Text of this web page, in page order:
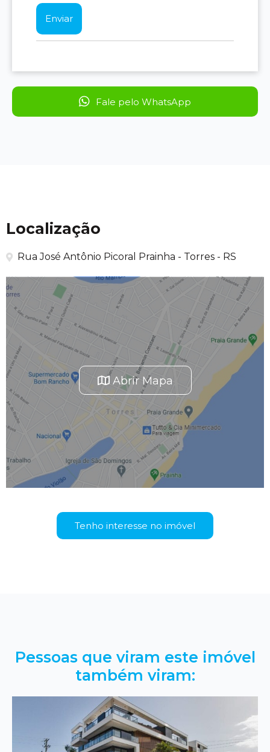
Fale pelo WhatsApp
Localização
Rua José Antônio Picoral Prainha - Torres - RS
Abrir Mapa
Tenho interesse no imóvel
Pessoas que viram este imóvel
também viram: